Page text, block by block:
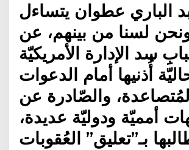
الباري عطوان يتساءل
لسنا من بينهم، عن
سد الإدارة الأمريكيّة
أُذنيها أمام الدعوات
المُتصاعدة، والصّادرة عن
أمميّة ودوليّة عديدة،
بـ”تعليق” العُقوبات